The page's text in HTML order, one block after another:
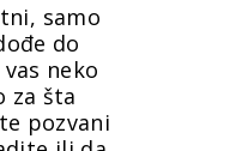
samo
do
neko
za šta
pozvani